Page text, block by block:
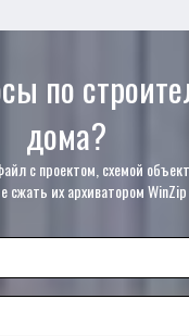
по
дома?
с проектом, схемой
сжать их архиватором WinZip